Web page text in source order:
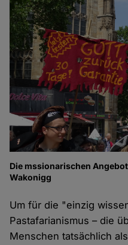
Die mssionarischen
Wakonigg
Um für die "einzig
Pastafarianismus – die
Menschen tatsächlich